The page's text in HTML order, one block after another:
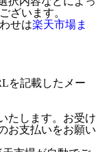
ざいます。
せは楽天市場ま
を記載したメー
たします。お受け
お支払いをお願い